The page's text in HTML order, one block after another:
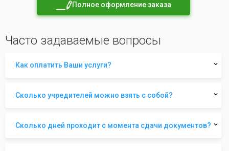
Полное оформление заказа
Часто задаваемые вопросы
Как оплатить Ваши услуги?
Сколько учредителей можно взять с собой?
Сколько дней проходит с момента сдачи документов?